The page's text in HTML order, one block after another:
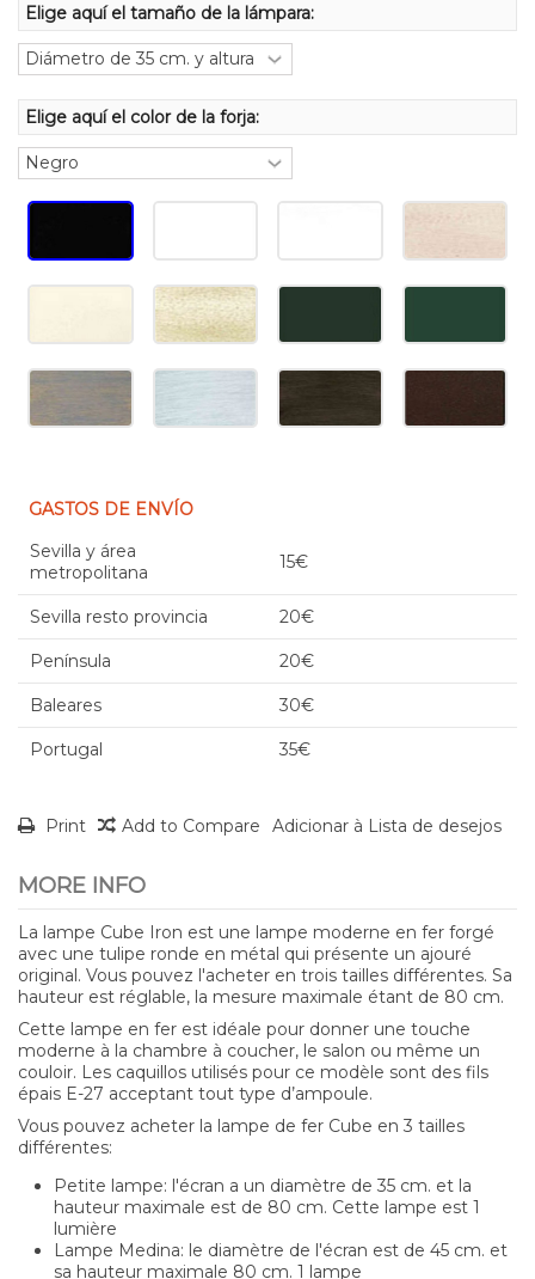
Elige aquí el color de la forja:
Elige aquí el tamaño de la lámpara:
GASTOS DE ENVÍO
Sevilla y área
metropolitana
15€
Sevilla resto provincia 20€
Península 20€
Baleares 30€
Portugal 35€
Print Add to Compare Adicionar à Lista de desejos
MORE INFO
La lampe Cube Iron est une lampe moderne en fer forgé
avec une tulipe ronde en métal qui présente un ajouré
original. Vous pouvez l'acheter en trois tailles différentes. Sa
hauteur est réglable, la mesure maximale étant de 80 cm.
Cette lampe en fer est idéale pour donner une touche
moderne à la chambre à coucher, le salon ou même un
couloir. Les caquillos utilisés pour ce modèle sont des fils
épais E-27 acceptant tout type d’ampoule.
Vous pouvez acheter la lampe de fer Cube en 3 tailles
différentes:
Petite lampe: l'écran a un diamètre de 35 cm. et la
hauteur maximale est de 80 cm. Cette lampe est 1
lumière
Lampe Medina: le diamètre de l'écran est de 45 cm. et
sa hauteur maximale 80 cm. 1 lampe